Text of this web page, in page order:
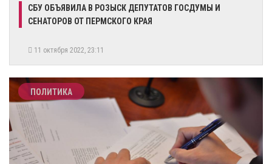
СБУ ОБЪЯВИЛА В РОЗЫСК ДЕПУТАТОВ ГОСДУМЫ И
СЕНАТОРОВ ОТ ПЕРМСКОГО КРАЯ
11 октября 2022, 23:11
ПОЛИТИКА